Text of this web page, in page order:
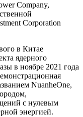
Company,
Corporation
в Китае
ядерного
в ноябре 2021 года
NuanheOne,
с нулевым
энергией.